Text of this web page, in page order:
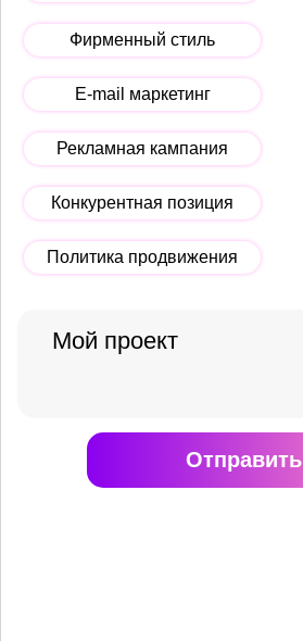
Фирменный стиль
E-mail маркетинг
Рекламная кампания
Конкурентная позиция
Политика продвижения
Отправить